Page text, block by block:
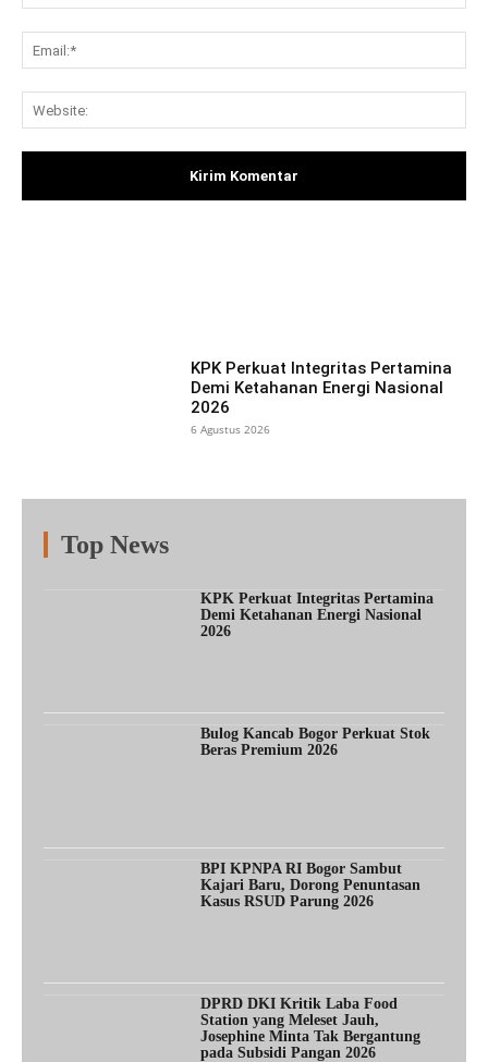
KPK Perkuat Integritas Pertamina
Demi Ketahanan Energi Nasional
2026
6 Agustus 2026
Top News
KPK Perkuat Integritas Pertamina
Demi Ketahanan Energi Nasional
2026
Bulog Kancab Bogor Perkuat Stok
Beras Premium 2026
BPI KPNPA RI Bogor Sambut
Kajari Baru, Dorong Penuntasan
Kasus RSUD Parung 2026
DPRD DKI Kritik Laba Food
Station yang Meleset Jauh,
Josephine Minta Tak Bergantung
pada Subsidi Pangan 2026